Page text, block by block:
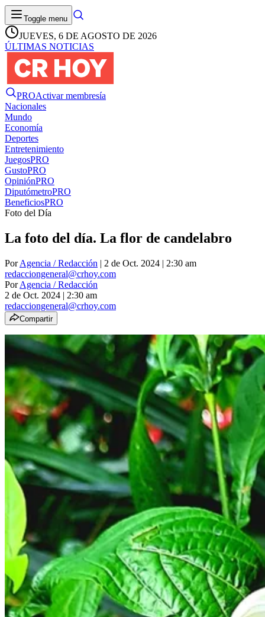
Toggle menu
JUEVES, 6 DE AGOSTO DE 2026
ÚLTIMAS NOTICIAS
PROActivar membresía
Nacionales
Mundo
Economía
Deportes
Entretenimiento
JuegosPRO
GustoPRO
OpiniónPRO
DiputómetroPRO
BeneficiosPRO
Foto del Día
La foto del día. La flor de candelabro
PorAgencia / Redacción | 2 de Oct. 2024 | 2:30 am
redacciongeneral@crhoy.com
PorAgencia / Redacción
2 de Oct. 2024 | 2:30 am
redacciongeneral@crhoy.com
Compartir